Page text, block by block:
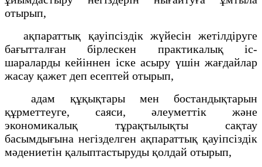
отырып,
ақпараттық қауіпсіздік жүйесін жетілдіруге
бағытталған бірлескен практикалық іс-
шараларды кейіннен іске асыру үшін жағдайлар
жасау қажет деп есептей отырып,
адам құқықтары мен бостандықтарын
құрметтеуге, саяси, әлеуметтік және
экономикалық тұрақтылықты сақтау
басымдығына негізделген ақпараттық қауіпсіздік
мәдениетін қалыптастыруды қолдай отырып,